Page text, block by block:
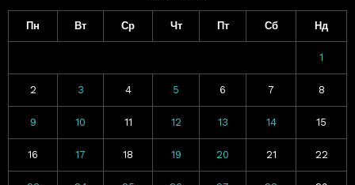
Пн Вт Ср Чт Пт Сб Нд
1
2 3 4 5 6 7 8
9 10 11 12 13 14 15
16 17 18 19 20 21 22